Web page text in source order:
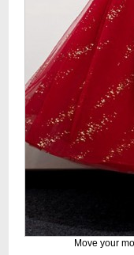
Move your